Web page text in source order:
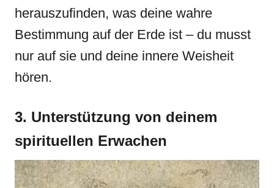
herauszufinden, was deine wahre
Bestimmung auf der Erde ist – du musst
nur auf sie und deine innere Weisheit
hören.
3. Unterstützung von deinem
spirituellen Erwachen